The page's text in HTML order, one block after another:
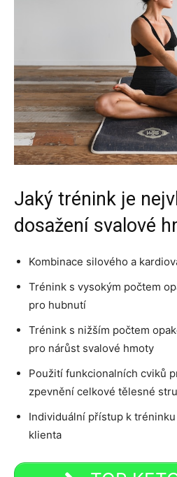
Jaký trénink je
dosažení svalové
Kombinace silového a
Trénink s vysokým počtem
pro hubnutí
Trénink s nižším počtem
pro nárůst svalové hmoty
Použití funkcionalních cviků
zpevnění celkové tělesné
Individuální přístup k
klienta